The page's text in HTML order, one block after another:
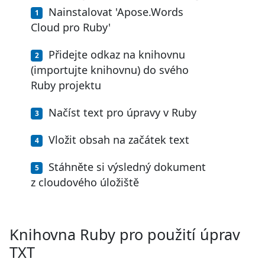
Nainstalovat 'Apose.Words
Cloud pro Ruby'
Přidejte odkaz na knihovnu
(importujte knihovnu) do svého
Ruby projektu
Načíst text pro úpravy v Ruby
Vložit obsah na začátek text
Stáhněte si výsledný dokument
z cloudového úložiště
Knihovna Ruby pro použití úprav
TXT